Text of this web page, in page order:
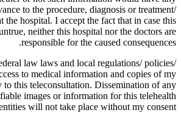
to the procedure, diagnosis or treatment/
the hospital. I accept the fact that in case this
neither this hospital nor the doctors are
responsible for the caused consequences.
law laws and local regulations/ policies/
to medical information and copies of my
to this teleconsultation. Dissemination of any
images or information for this telehealth
will not take place without my consent.